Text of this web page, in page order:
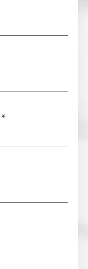
*